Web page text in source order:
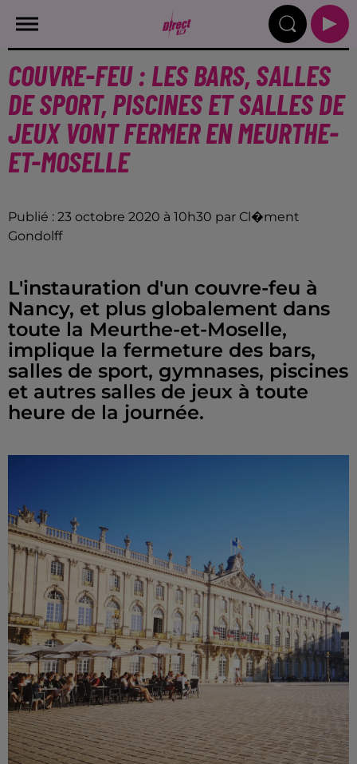
COUVRE-FEU : LES BARS, SALLES
DE SPORT, PISCINES ET SALLES DE
JEUX VONT FERMER EN MEURTHE-
ET-MOSELLE
Publié : 23 octobre 2020 à 10h30 par Cl�ment
Gondolff
L'instauration d'un couvre-feu à
Nancy, et plus globalement dans
toute la Meurthe-et-Moselle,
implique la fermeture des bars,
salles de sport, gymnases, piscines
et autres salles de jeux à toute
heure de la journée.